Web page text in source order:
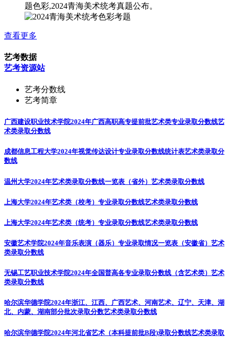
题色彩,2024青海美术统考真题公布。
查看更多
艺考数据
艺考资源站
艺考分数线
艺考简章
广西建设职业技术学院2024年广西高职高专提前批艺术类专业录取分数线艺
术类录取分数线
成都信息工程大学2024年视觉传达设计专业录取分数线统计表艺术类录取分
数线
温州大学2024年艺术类录取分数线一览表（省外） 艺术类录取分数线
上海大学2024年艺术类（校考）专业录取分数线艺术类录取分数线
上海大学2024年艺术类（统考）专业录取分数线艺术类录取分数线
安徽艺术学院2024年音乐表演（器乐）专业录取情况一览表（安徽省） 艺术
类录取分数线
无锡工艺职业技术学院2024年全国普高各专业录取分数线（含艺术类） 艺术
类录取分数线
哈尔滨华德学院2024年浙江、江西、广西艺术、河南艺术、辽宁、天津、湖
北、内蒙、湖南部分批次录取分数艺术类录取分数线
哈尔滨华德学院2024年河北省艺术（本科提前批B段)录取分数线艺术类录取